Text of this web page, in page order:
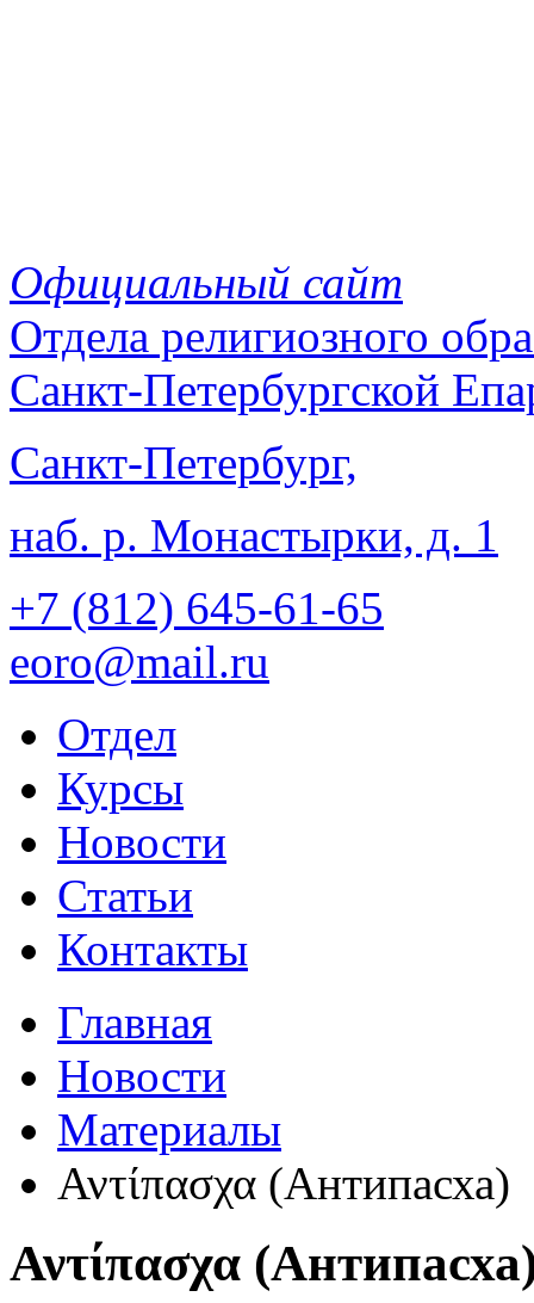
Официальный сайт
Отдела религиозного
Санкт-Петербургской
Санкт-Петербург,
наб. р. Монастырки, д. 1
+7 (812) 645-61-65
eoro@mail.ru
Отдел
Курсы
Новости
Статьи
Контакты
Главная
Новости
Материалы
Αντίπασχα (Антипасха)
Αντίπασχα